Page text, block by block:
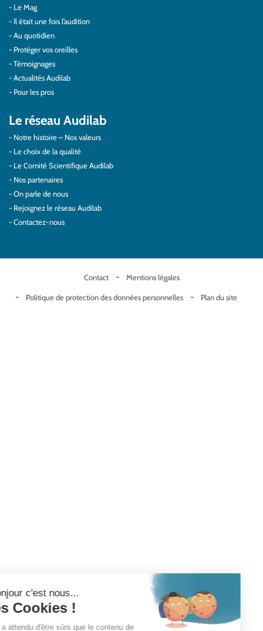
Le Mag
Il était une fois l’audition
Au quotidien
Protéger vos oreilles
Témoignages
Actualités Audilab
Pour les pros
Le réseau Audilab
Notre histoire – Nos valeurs
Le choix de la qualité
Le Comité Scientifique Audilab
Nos partenaires
On parle de nous
Rejoignez le réseau Audilab
Contactez-nous
Contact Mentions légales
Politique de protection des données personnelles Plan du site